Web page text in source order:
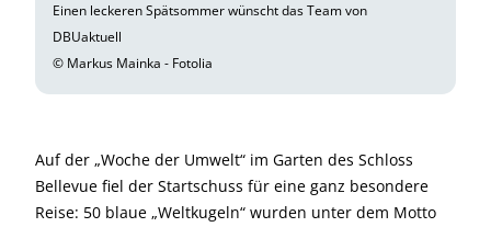
Einen leckeren Spätsommer wünscht das Team von
DBUaktuell
© Markus Mainka - Fotolia
Auf der „Woche der Umwelt“ im Garten des Schloss
Bellevue fiel der Startschuss für eine ganz besondere
Reise: 50 blaue „Weltkugeln“ wurden unter dem Motto